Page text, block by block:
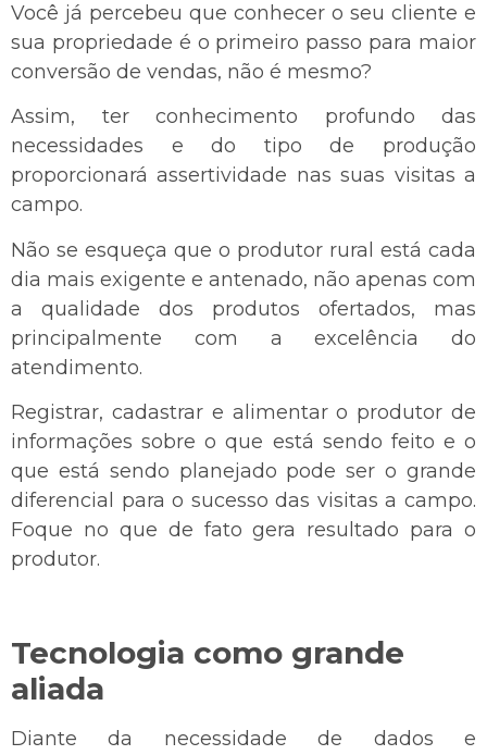
Você já percebeu que conhecer o seu cliente e
sua propriedade é o primeiro passo para maior
conversão de vendas, não é mesmo?
Assim, ter conhecimento profundo das
necessidades e do tipo de produção
proporcionará assertividade nas suas visitas a
campo.
Não se esqueça que o produtor rural está cada
dia mais exigente e antenado, não apenas com
a qualidade dos produtos ofertados, mas
principalmente com a excelência do
atendimento.
Registrar, cadastrar e alimentar o produtor de
informações sobre o que está sendo feito e o
que está sendo planejado pode ser o grande
diferencial para o sucesso das visitas a campo.
Foque no que de fato gera resultado para o
produtor.
Tecnologia como grande
aliada
Diante da necessidade de dados e